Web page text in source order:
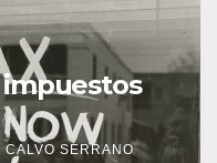
impuestos
CALVO SERRANO